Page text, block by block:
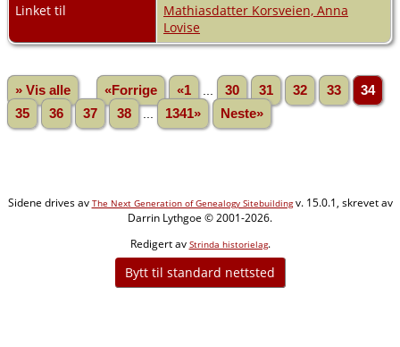
Linket til
Mathiasdatter Korsveien, Anna
Lovise
» Vis alle «Forrige «1 30 31 32 33
34
35
36 37 38 1341» Neste»
Sidene drives av The Next Generation of Genealogy Sitebuildingv. 15.0.1, skrevet av
Darrin Lythgoe © 2001-2026.
Redigert av Strinda historielag.
Bytt til standard nettsted